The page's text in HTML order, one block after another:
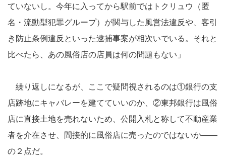
ていないし。今年に入ってから駅前ではトクリュウ（匿
名・流動型犯罪グループ）が関与した風営法違反や、客引
き防止条例違反といった逮捕事案が相次いでいる。それと
比べたら、あの風俗店の店員は何の問題もない」
繰り返しになるが、ここで疑問視されるのは①銀行の支
店跡地にキャバレーを建てていいのか、②東邦銀行は風俗
店に直接土地を売れないため、公開入札と称して不動産業
者を介在させ、間接的に風俗店に売ったのではないか――
の２点だ。